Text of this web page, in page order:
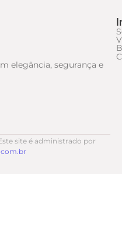
elegância, segurança e
site é administrado por